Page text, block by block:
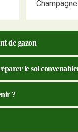
Champagne.
de gazon
le sol
?